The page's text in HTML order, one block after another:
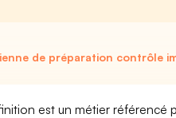
de préparation contrôle
est un métier référencé